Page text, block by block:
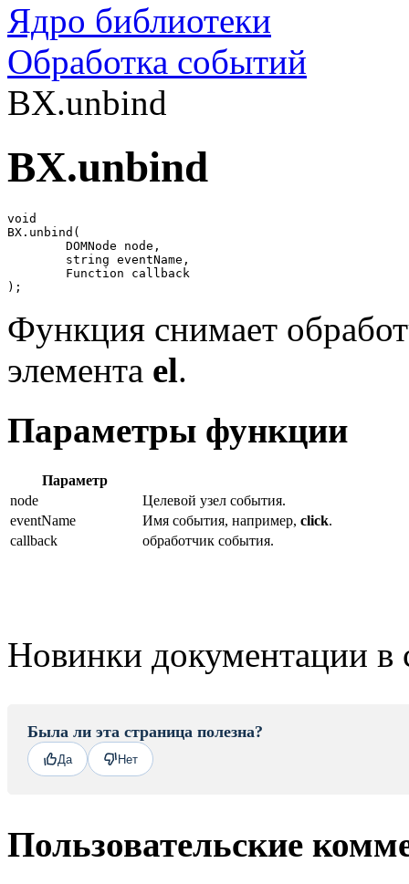
Ядро библиотеки
Обработка событий
BX.unbind
BX.unbind
void
BX.unbind(
);
Функция снимает
элемента el.
Параметры функции
Параметр
node
Целевой узел события.
eventName
Имя события, например, click.
callback
обработчик события.
Новинки документации в
Была ли эта страница полезна?
Да Нет
Пользовательские